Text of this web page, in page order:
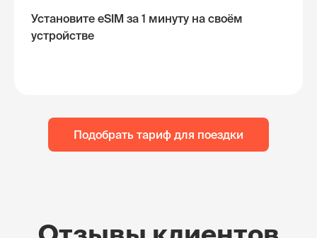
Установите eSIM за 1 минуту на своём
устройстве
Подобрать тариф для поездки